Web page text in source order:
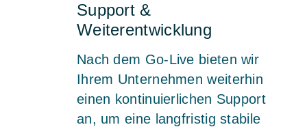
Support &
Weiterentwicklung
Nach dem Go-Live bieten wir
Ihrem Unternehmen weiterhin
einen kontinuierlichen Support
an, um eine langfristig stabile